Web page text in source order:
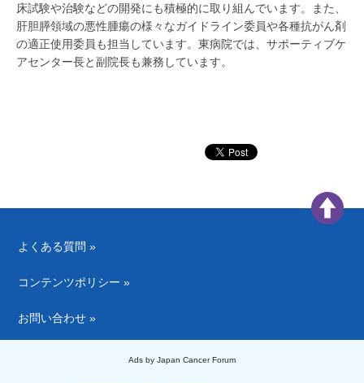
床試験や治験などの開発にも積極的に取り組んでいます。また、
肝胆膵領域の悪性腫瘍の様々なガイドライン委員や各種抗がん剤
の適正使用委員も担当しています。東病院では、サポーティブケ
アセンター長と副院長も兼務しています。
よくある質問 »
コンテンツポリシー »
お問い合わせ »
Ads by Japan Cancer Forum